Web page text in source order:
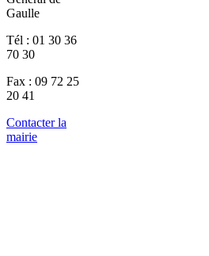
Gaulle
Tél : 01 30 36
70 30
Fax : 09 72 25
20 41
Contacter la
mairie